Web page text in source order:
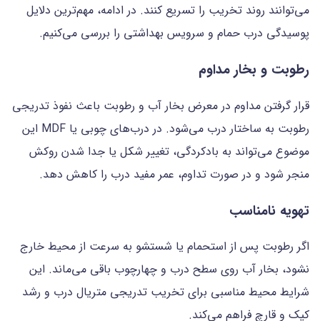
می‌توانند روند تخریب را تسریع کنند. در ادامه، مهم‌ترین دلایل
پوسیدگی درب حمام و سرویس بهداشتی را بررسی می‌کنیم.
رطوبت و بخار مداوم
قرار گرفتن مداوم در معرض بخار آب و رطوبت باعث نفوذ تدریجی
رطوبت به ساختار درب می‌شود. در درب‌های چوبی یا MDF این
موضوع می‌تواند به بادکردگی، تغییر شکل یا جدا شدن روکش
منجر شود و در صورت تداوم، عمر مفید درب را کاهش دهد.
تهویه نامناسب
اگر رطوبت پس از استحمام یا شستشو به سرعت از محیط خارج
نشود، بخار آب روی سطح درب و چهارچوب باقی می‌ماند. این
شرایط محیط مناسبی برای تخریب تدریجی متریال درب و رشد
کپک و قارچ فراهم می‌کند.